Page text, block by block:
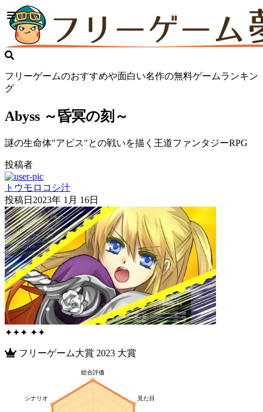
フリーゲームのおすすめや面白い名作の無料ゲームランキン
グ
Abyss ～昏冥の刻～
謎の生命体"アビス"との戦いを描く王道ファンタジーRPG
投稿者
トウモロコシ汁
投稿日 2023年 1月 16日
✦✦✦ ✦✦
フリーゲーム大賞 2023 大賞